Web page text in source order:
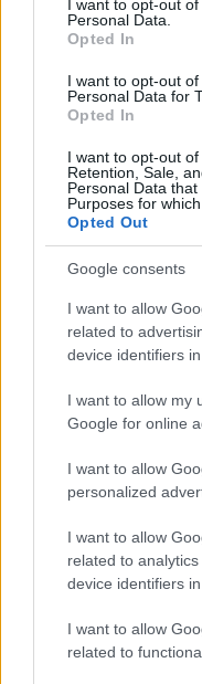
I want to opt-out
Personal Data.
Opted In
I want to opt-out
Personal Data for
Opted In
I want to opt-out of
Retention, Sale,
Personal Data
Purposes for
Opted Out
Google consents
I want to allow
related to
device identifiers in
I want to allow my
Google for online
I want to allow
personalized
I want to allow
related to
device identifiers in
I want to allow
related to
adminja léphet
egy Facebook
Résztvevő
eltávolíthat
a szoba
létrehozó
A szoba
nem
kiléphetsz.
csak a belépést
elhagyható a
Jelentés: Egy
készíthető róla,
megsértette az
szobáról, mivel
Tiltás: Ha egy
on, akkor nem
amiben mi is
sem léphetünk